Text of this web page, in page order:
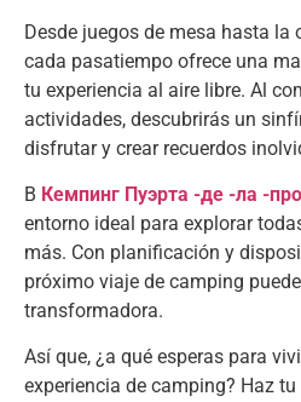
Desde juegos de mesa hasta la
cada pasatiempo ofrece una
tu experiencia al aire libre. Al
actividades, descubrirás un
disfrutar y crear recuerdos
В Кемпинг Пуэрта -де -ла -
entorno ideal para explorar
más. Con planificación y
próximo viaje de camping
transformadora.
Así que, ¿a qué esperas para
experiencia de camping? Haz